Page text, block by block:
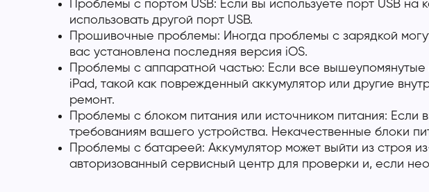
Проблемы с портом USB: Если вы используете порт USB
использовать другой порт USB.
Прошивочные проблемы: Иногда проблемы с зарядкой
вас установлена последняя версия iOS.
Проблемы с аппаратной частью: Если все
iPad, такой как поврежденный аккумулятор или другие
ремонт.
Проблемы с блоком питания или источником питания: Если
требованиям вашего устройства. Некачественные блоки
Проблемы с батареей: Аккумулятор может выйти из строя
авторизованный сервисный центр для проверки и, если